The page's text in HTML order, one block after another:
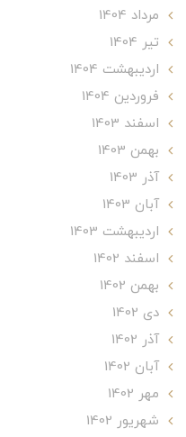
مرداد 1404
تير 1404
ارديبهشت 1404
فروردین 1404
اسفند 1403
بهمن 1403
آذر 1403
آبان 1403
ارديبهشت 1403
اسفند 1402
بهمن 1402
دی 1402
آذر 1402
آبان 1402
مهر 1402
شهریور 1402